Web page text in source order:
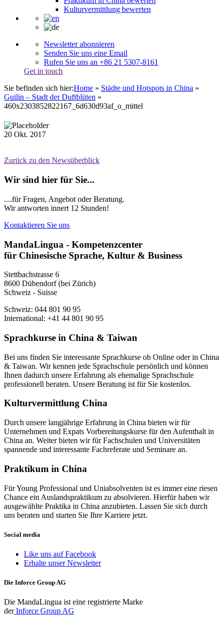
Kulturvermittlung bewerten
Newsletter abonnieren
Senden Sie uns eine Email
Rufen Sie uns an +86 21 5307-8161
Get in touch
Sie befinden sich hier:Home » Städte und Hotspots in China »
Guilin – Stadt der Duftblüten »
460x2303852822167_6d630d93af_o_mittel
20 Okt. 2017
Zurück zu den Newsüberblick
Wir sind hier für Sie...
....für Fragen, Angebot oder Beratung.
Wir antworten innert 12 Stunden!
Kontaktieren Sie uns
MandaLingua - Kompetenzcenter
für Chinesische Sprache, Kultur & Business
Stettbachstrasse 6
8600 Dübendorf (bei Zürich)
Schweiz - Suisse
Schweiz: 044 801 90 95
International: +41 44 801 90 95
Sprachkurse in China & Taiwan
Bei uns finden Sie interessante Sprachkurse ob Online oder in China
& Taiwan. Wir kennen jede Sprachschule persönlich und können
Ihnen dadurch unsere Erfahrung als ehemalige Sprachschule
professionell beraten. Unsere Beratung ist für Sie kostenlos.
Kulturvermittlung China
Durch unsere langjährige Erfahrung in China bieten wir für
Unternehmen und Expats Vorbereitungskurse für den Aufenthalt in
China an. Weiter bieten wir für Fachschulen und Universitäten
spannende und interessante Fachreferate und Seminare an.
Praktikum in China
Für Young Professional und Uniabsolventen ist es immer eine riesen
Chance ein Auslandspraktikum zu absolvieren. Hierfür haben wir
ausgewählte Praktika in China anzubieten. Lassen Sie sich durch
uns beraten und starten Sie Ihre Karriere jetzt.
Social media
Like uns auf Facebook
Erhalte unser Newsletter
Die Inforce Group AG
Die MandaLingua ist eine registrierte Marke
derInforce Group AG